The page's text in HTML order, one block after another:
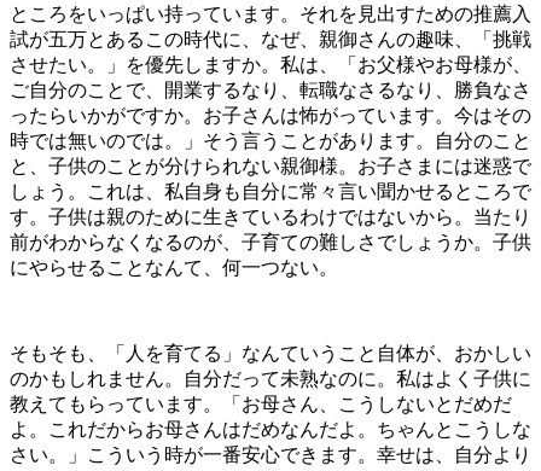
ところをいっぱい持っています。それを見出すための推薦入
試が五万とあるこの時代に、なぜ、親御さんの趣味、「挑戦
させたい。」を優先しますか。私は、「お父様やお母様が、
ご自分のことで、開業するなり、転職なさるなり、勝負なさ
ったらいかがですか。お子さんは怖がっています。今はその
時では無いのでは。」そう言うことがあります。自分のこと
と、子供のことが分けられない親御様。お子さまには迷惑で
しょう。これは、私自身も自分に常々言い聞かせるところで
す。子供は親のために生きているわけではないから。当たり
前がわからなくなるのが、子育ての難しさでしょうか。子供
にやらせることなんて、何一つない。
そもそも、「人を育てる」なんていうこと自体が、おかしい
のかもしれません。自分だって未熟なのに。私はよく子供に
教えてもらっています。「お母さん、こうしないとだめだ
よ。これだからお母さんはだめなんだよ。ちゃんとこうしな
さい。」こういう時が一番安心できます。幸せは、自分より